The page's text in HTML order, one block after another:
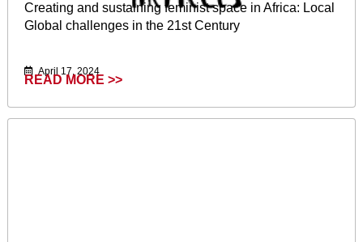
Creating and sustaining feminist space in Africa: Local
Global challenges in the 21st Century
April 17, 2024
READ MORE >>